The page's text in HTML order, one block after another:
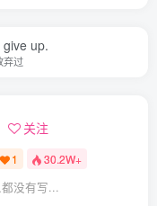
up.
弃过
关注
1 30.2W+
没有写...